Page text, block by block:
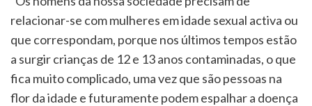
relacionar-se com mulheres em idade sexual activa ou
que correspondam, porque nos últimos tempos estão
a surgir crianças de 12 e 13 anos contaminadas, o que
fica muito complicado, uma vez que são pessoas na
flor da idade e futuramente podem espalhar a doença